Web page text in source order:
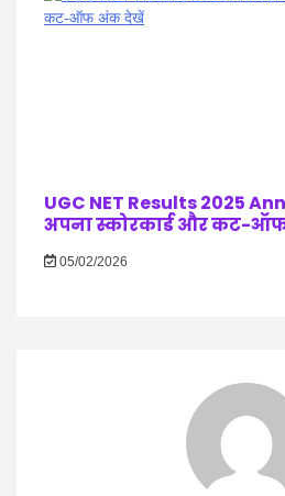
UGC NET Results 2025
अपना स्कोरकार्ड और कट-
05/02/2026